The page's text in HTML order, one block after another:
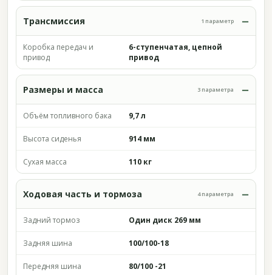
Трансмиссия 1 параметр
Коробка передач и
привод
6-ступенчатая, цепной
привод
Размеры и масса 3 параметра
Объём топливного бака 9,7 л
Высота сиденья 914 мм
Сухая масса 110 кг
Ходовая часть и тормоза 4 параметра
Задний тормоз Один диск 269 мм
Задняя шина 100/100-18
Передняя шина 80/100 -21